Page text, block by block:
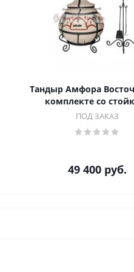
Тандыр Амфора
комплекте со
ПОД ЗАКАЗ
49 400руб.